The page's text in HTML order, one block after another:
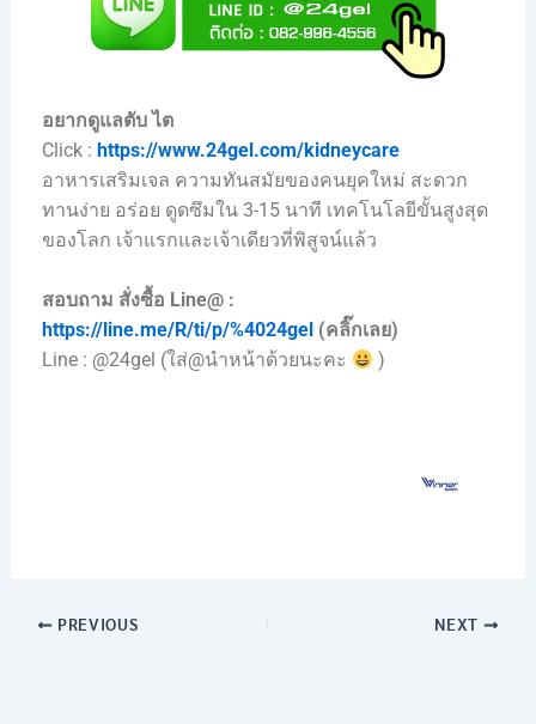
อยากดูแลตับ ไต
Click : https://www.24gel.com/kidneycare
อาหารเสริมเจล ความทันสมัยของคนยุคใหม่ สะดวก
ทานง่าย อร่อย ดูดซึมใน 3-15 นาที เทคโนโลยีขั้นสูงสุด
ของโลก เจ้าแรกและเจ้าเดียวที่พิสูจน์แล้ว
สอบถาม สั่งซื้อ Line@ :
https://line.me/R/ti/p/%4024gel(คลิ๊กเลย)
Line : @24gel (ใส่@นำหน้าด้วยนะคะ
)
PREVIOUS NEXT